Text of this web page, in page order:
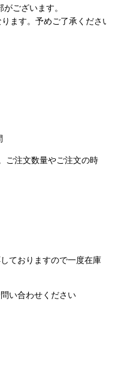
ございます。
ます。予めご了承ください
注文数量やご注文の時
おりますので一度在庫
い合わせください